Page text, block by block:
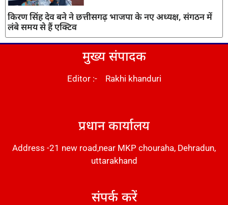
किरण सिंह देव बने ने छत्तीसगढ़ भाजपा के नए अध्यक्ष, संगठन में
लंबे समय से हैं एक्टिव
मुख्य संपादक
Editor :- Rakhi khanduri
प्रधान कार्यालय
Address -21 new road,near MKP chouraha, Dehradun,
uttarakhand
संपर्क करें